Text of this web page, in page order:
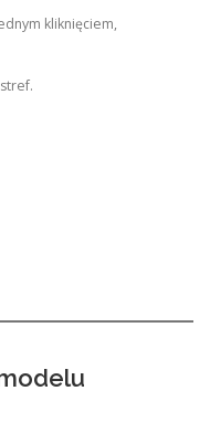
kliknięciem,